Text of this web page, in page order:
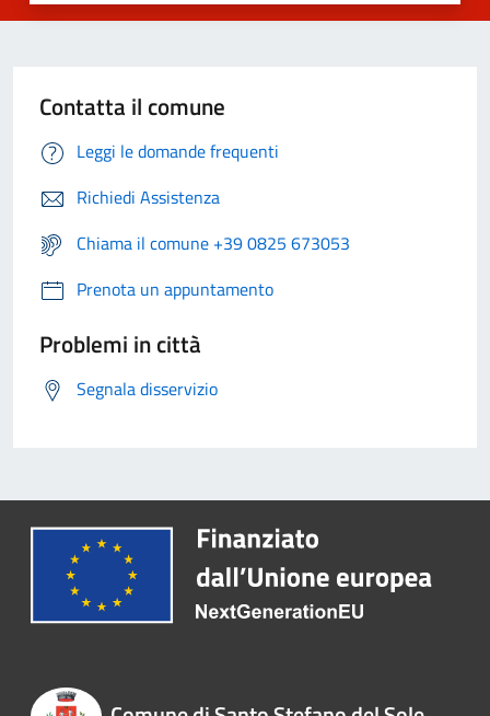
Contatta il comune
Leggi le domande frequenti
Richiedi Assistenza
Chiama il comune +39 0825 673053
Prenota un appuntamento
Problemi in città
Segnala disservizio